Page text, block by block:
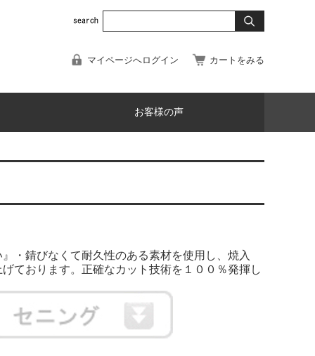
マイページへログイン カートをみる
お客様の声
・錆びなくて耐久性のある素材を使用し、焼入
ております。正確なカット技術を１００％発揮し